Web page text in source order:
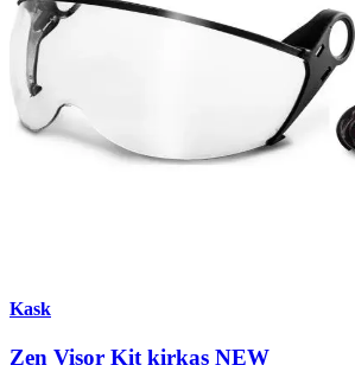
Kask
Zen Visor Kit kirkas NEW